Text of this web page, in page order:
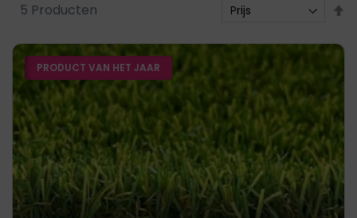
5 Producten
PRODUCT VAN HET JAAR